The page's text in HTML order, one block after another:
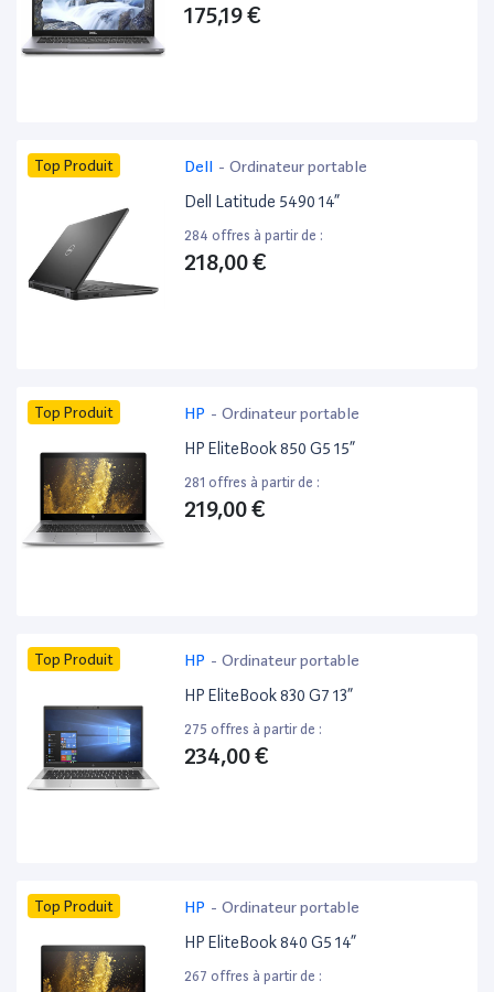
175,19 €
Top Produit Dell - Ordinateur portable
Dell Latitude 5490 14”
284 offres à partir de :
218,00 €
Top Produit HP - Ordinateur portable
HP EliteBook 850 G5 15”
281 offres à partir de :
219,00 €
Top Produit HP - Ordinateur portable
HP EliteBook 830 G7 13”
275 offres à partir de :
234,00 €
Top Produit HP - Ordinateur portable
HP EliteBook 840 G5 14”
267 offres à partir de :